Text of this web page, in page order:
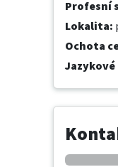
Profesní
Lokalita:
Ochota